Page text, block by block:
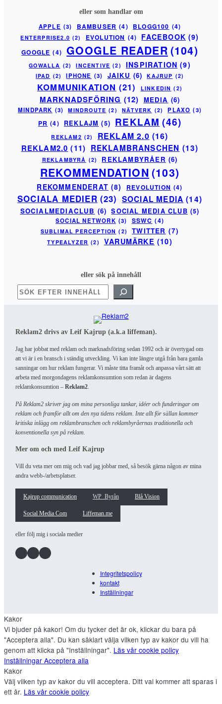
eller som handlar om
APPLE (3) BAMBUSER (4) BLOGG100 (4)
ENTERPRISE2.0 (2) EVOLUTION (4) FACEBOOK (9)
GOOGLE (4) GOOGLE READER(104)
GOWALLA (2) INCENTIVE (2) INSPIRATION (9)
IPAD (2) IPHONE (3) JAIKU (6) KAJRUP (2)
KOMMUNIKATION (21) LINKEDIN (2)
MARKNADSFÖRING (12) MEDIA (6)
MINDPARK (3) MINDROUTE (2) NÄTVERK (2) PLAXO (3)
PR (4) REKLAJM (5) REKLAM (46)
REKLAM2 (2) REKLAM 2.0 (16)
REKLAM2.0 (11) REKLAMBRANSCHEN (13)
REKLAMBYRÅ (2) REKLAMBYRÅER (6)
REKOMMENDATION (103)
REKOMMENDERAT (8) REVOLUTION (4)
SOCIALA MEDIER (23) SOCIAL MEDIA (14)
SOCIALMEDIACLUB (6) SOCIAL MEDIA CLUB (5)
SOCIAL NETWORK (3) SSWC (4)
SUBLIMAL PERCEPTION (2) TWITTER (7)
TYPEALYZER (2) VARUMÄRKE (10)
eller sök på innehåll
SÖK
Reklam2 drivs av Leif Kajrup (a.k.a liffeman).
Jag har jobbat med reklam och marknadsföring sedan 1992 och är övertygad om
att vi är i en bransch i ständig utveckling. Vi kan inte längre utgå från bara gamla
sanningar om hur reklam fungerar. Vi måste titta framåt och anpassa vårt sätt att
arbeta med morgondagens reklamkonsumtion som redan är dagens
reklamkonsumtion –Reklam2.
På Reklam2 skriver jag om mina personliga tankar, idéer och funderingar om
reklam och framför allt om den nya tidens reklam. Inte allt för sällan kommer
kritiska inlägg om reklambranschen och reklambyråernas traditionella och
konventionella syn på reklam.
Mer om och med Leif Kajrup
Vill du veta mer om mig och vad jag jobbar med, så besök gärna någon av mina
andra webb-/arbetsplatser.
Kajrup communication WP_Byrån Blå Vision
Social Media Com Liffeman.me
eller följ mig i sociala medier
Facebook InstagramLinkedIn
Integritetspolicy
kontakt
Inställningar
Kakor
Vi bjuder på kakor! Om du tycker det är ok, klickar du bara på
"Acceptera alla". Du kan såklart välja vilken typ av kakor du vill ha
genom att klicka på "Inställningar". Läs vår cookie policy
Inställningar Acceptera alla
Kakor
Välj vilken typ av kakor du vill acceptera. Ditt val kommer att sparas i
ett år. Läs vår cookie policy